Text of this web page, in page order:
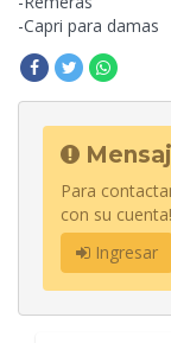
-Capri para damas
Para
con su cuenta!
Ingresar